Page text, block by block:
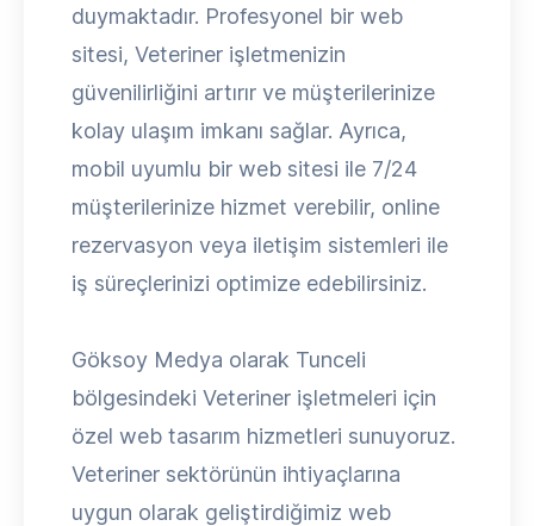
duymaktadır. Profesyonel bir web
sitesi, Veteriner işletmenizin
güvenilirliğini artırır ve müşterilerinize
kolay ulaşım imkanı sağlar. Ayrıca,
mobil uyumlu bir web sitesi ile 7/24
müşterilerinize hizmet verebilir, online
rezervasyon veya iletişim sistemleri ile
iş süreçlerinizi optimize edebilirsiniz.
Göksoy Medya olarak Tunceli
bölgesindeki Veteriner işletmeleri için
özel web tasarım hizmetleri sunuyoruz.
Veteriner sektörünün ihtiyaçlarına
uygun olarak geliştirdiğimiz web